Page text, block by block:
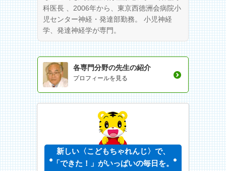
科医長 、2006年から、東京西徳洲会病院小
児センター神経・発達部勤務。 小児神経
学、発達神経学が専門。
各専門分野の先生の紹介
プロフィールを見る
新しい〈こどもちゃれんじ〉で、
「できた！」がいっぱいの毎日を。